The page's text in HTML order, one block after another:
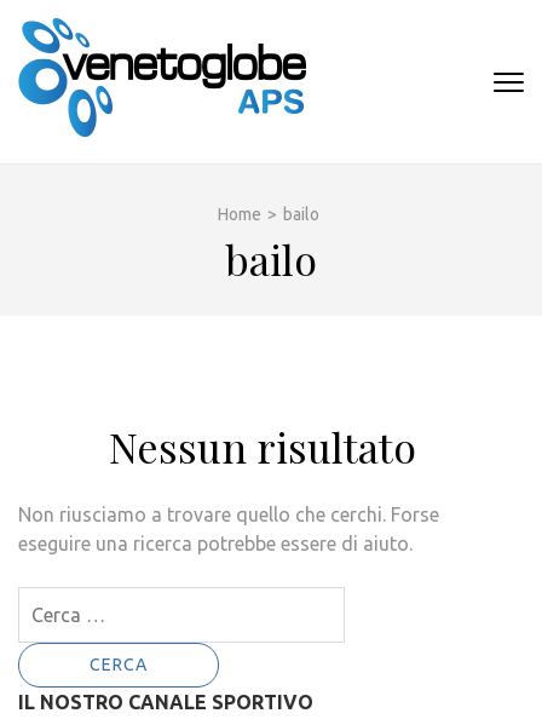
contenuto
(premi
Home > bailo
bailo
Nessun risultato
Non riusciamo a trovare quello che cerchi. Forse
eseguire una ricerca potrebbe essere di aiuto.
per:
IL NOSTRO CANALE SPORTIVO